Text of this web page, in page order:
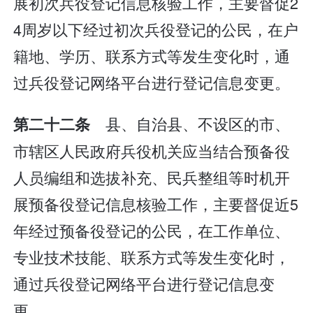
4周岁以下经过初次兵役登记的公民，在户
籍地、学历、联系方式等发生变化时，通
过兵役登记网络平台进行登记信息变更。
第二十二条 县、自治县、不设区的市、
市辖区人民政府兵役机关应当结合预备役
人员编组和选拔补充、民兵整组等时机开
展预备役登记信息核验工作，主要督促近5
年经过预备役登记的公民，在工作单位、
专业技术技能、联系方式等发生变化时，
通过兵役登记网络平台进行登记信息变